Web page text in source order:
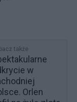
także
w
Orlen